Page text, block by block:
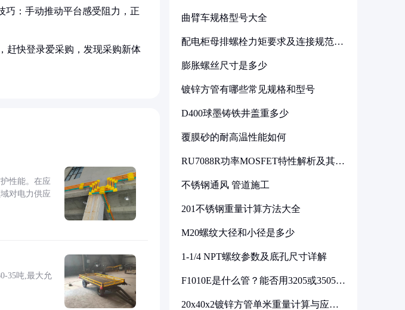
巧：手动推动平台感受阻力，正
赶快登录爱采购，发现采购新体
性能。在应
对电力供应
35吨,最大允
曲臂车规格型号大全
配电柜母排螺栓力矩要求及连接规范详
膨胀螺丝尺寸是多少
镀锌方管有哪些常见规格和型号
D400球墨铸铁井盖重多少
覆膜砂的耐高温性能如何
RU7088R功率MOSFET特性解析及其在
不锈钢通风 管道施工
201不锈钢重量计算方法大全
M20螺纹大径和小径是多少
1-1/4 NPT螺纹参数及底孔尺寸详解
F1010E是什么管？能否用3205或3505代
20x40x2镀锌方管单米重量计算与应用